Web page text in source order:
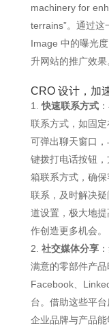
machinery for
terrains”。通过这
Image 中的曝光
升网站的推广效果
CRO 设计，加
快速联系方式
联系方式，如固
可弹出聊天窗口
键拨打电话按钮
箱联系方式，确
联系，及时解决
道设置，极大地
作创造更多机会。
社交媒体分享
满意的零部件产
Facebook、
台。借助这些平
企业品牌与产品